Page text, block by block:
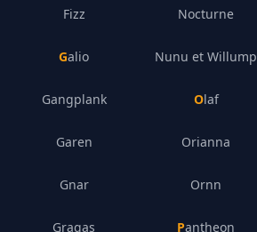
Fizz
Galio
Gangplank
Garen
Gnar
Gragas
Nocturne
Nunu et Willump
Olaf
Orianna
Ornn
Pantheon